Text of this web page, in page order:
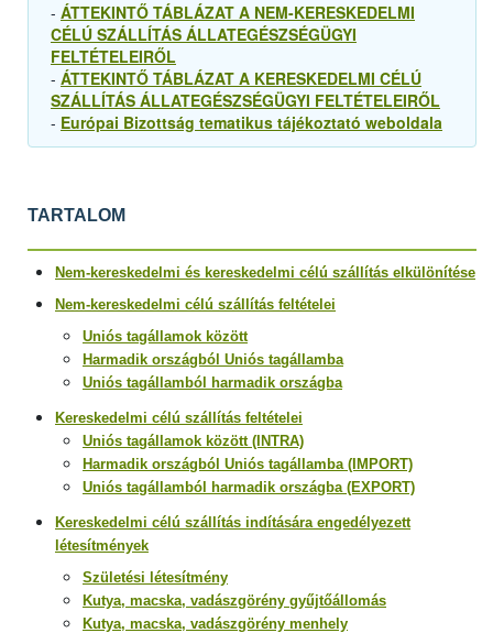
- ÁTTEKINTŐ TÁBLÁZAT A NEM-KERESKEDELMI
CÉLÚ SZÁLLÍTÁS ÁLLATEGÉSZSÉGÜGYI
FELTÉTELEIRŐL
- ÁTTEKINTŐ TÁBLÁZAT A KERESKEDELMI CÉLÚ
SZÁLLÍTÁS ÁLLATEGÉSZSÉGÜGYI FELTÉTELEIRŐL
- Európai Bizottság tematikus tájékoztató weboldala
TARTALOM
Nem-kereskedelmi és kereskedelmi célú szállítás elkülönítése
Nem-kereskedelmi célú szállítás feltételei
Uniós tagállamok között
Harmadik országból Uniós tagállamba
Uniós tagállamból harmadik országba
Kereskedelmi célú szállítás feltételei
Uniós tagállamok között (INTRA)
Harmadik országból Uniós tagállamba (IMPORT)
Uniós tagállamból harmadik országba (EXPORT)
Kereskedelmi célú szállítás indítására engedélyezett
létesítmények
Születési létesítmény
Kutya, macska, vadászgörény gyűjtőállomás
Kutya, macska, vadászgörény menhely